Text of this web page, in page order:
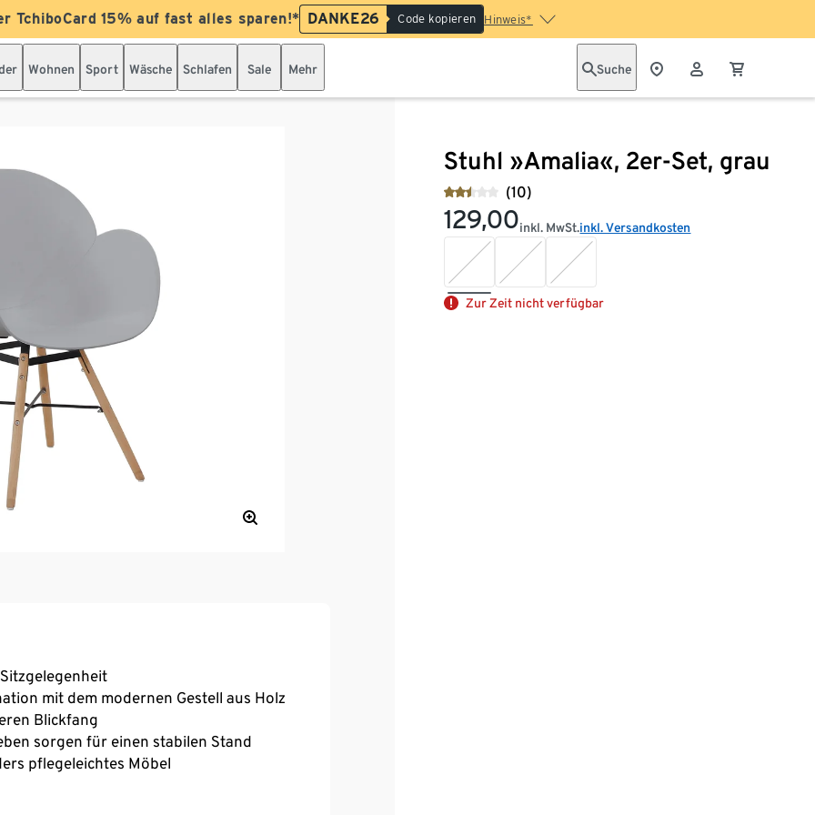
TchiboCard 15% auf fast alles sparen!* DANKE26 Code kopieren Hinweis*
Wohnen Sport Wäsche Schlafen Sale Mehr Suche
Stuhl »Amalia«, 2er-Set, grau
(10)
129,00inkl. MwSt.inkl. Versandkosten
Zur Zeit nicht verfügbar
mit dem modernen Gestell aus Holz
Blickfang
sorgen für einen stabilen Stand
pflegeleichtes Möbel